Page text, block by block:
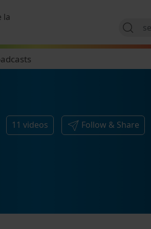
la
11 videos Follow & Share